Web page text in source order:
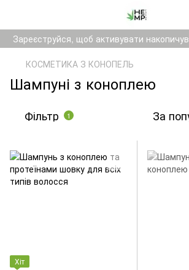
Зареєструйся, щоб активувати
КОСМЕТИКА З КОНОПЕЛЬ
Шампуні з коноплею
Фільтр 1 За
Хіт